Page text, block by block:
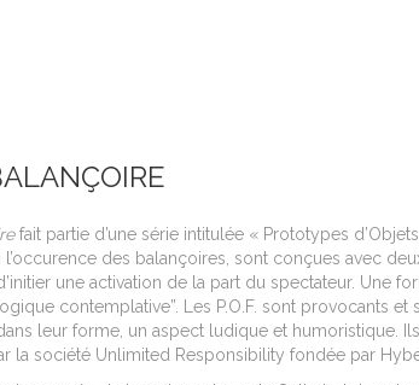
fait partie d’une série intitulée « Prototypes
des balançoires, sont conçues avec
une activation de la part du spectateur. Une
contemplative”. Les P.O.F. sont provocants et
leur forme, un aspect ludique et humoristique.
la société Unlimited Responsibility fondée par